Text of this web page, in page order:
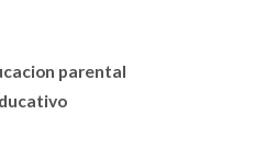
parental